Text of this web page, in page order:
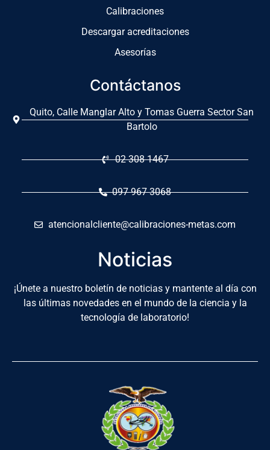
Calibraciones
Descargar acreditaciones
Asesorías
Contáctanos
Quito, Calle Manglar Alto y Tomas Guerra Sector San
Bartolo
02 308 1467
097 967 3068
atencionalcliente@calibraciones-metas.com
Noticias
¡Únete a nuestro boletín de noticias y mantente al día con
las últimas novedades en el mundo de la ciencia y la
tecnología de laboratorio!